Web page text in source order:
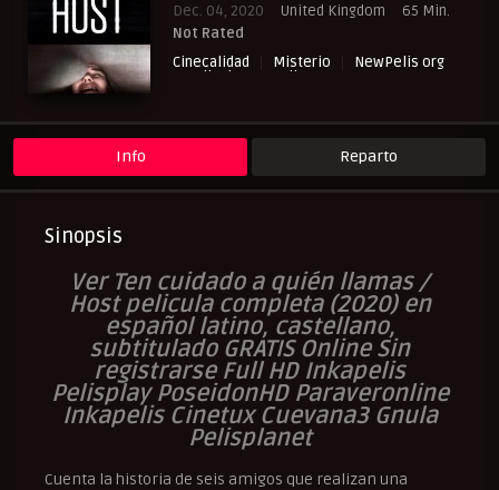
Dec. 04, 2020 United Kingdom
65 Min.
Not Rated
Cinecalidad
Misterio
NewPelis org
Peliculas Castellano
RepelisHD.TV
Suspense
Terror
UltraPelisHD
Info Reparto
Sinopsis
Ver Ten cuidado a quién llamas /
Host pelicula completa (2020) en
español latino, castellano,
subtitulado GRATIS Online Sin
registrarse Full HD Inkapelis
Pelisplay PoseidonHD Paraveronline
Inkapelis Cinetux Cuevana3 Gnula
Pelisplanet
Cuenta la historia de seis amigos que realizan una